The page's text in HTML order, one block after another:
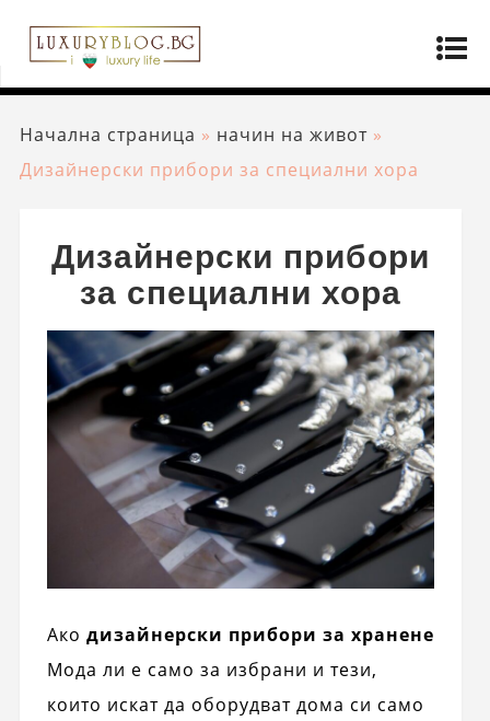
Начална страница » начин на живот»
Дизайнерски прибори за специални хора
Дизайнерски прибори
за специални хора
Ако дизайнерски прибори за хранене
Мода ли е само за избрани и тези,
които искат да оборудват дома си само